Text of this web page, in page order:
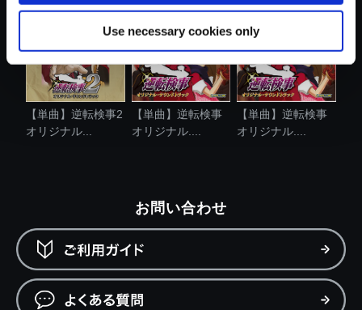
Use necessary cookies only
【単曲】逆転検事2
オリジナル...
【単曲】逆転検事
オリジナル....
【単曲】逆転検事
オリジナル....
お問い合わせ